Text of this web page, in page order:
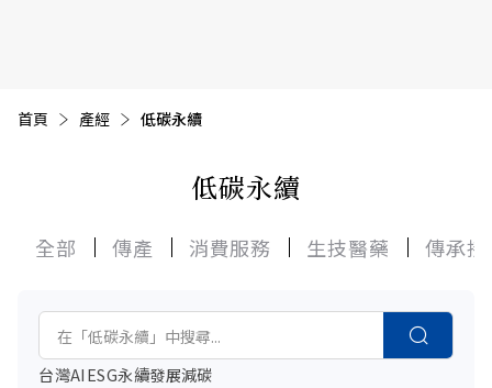
首頁 目前頁面：
產經 低碳永續
低碳永續
全部 傳產 消費服務 生技醫藥 傳承
台灣AIESG永續發展減碳